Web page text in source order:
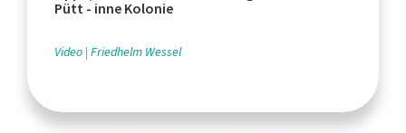
Pütt - inne Kolonie
Video Friedhelm Wessel